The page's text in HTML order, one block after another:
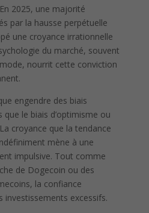
2025, une majorité
par la hausse perpétuelle
une croyance irrationnelle
du marché, souvent
nourrit cette conviction
engendre des biais
le biais d’optimisme ou
croyance que la tendance
mène à une
impulsive. Tout comme
de Dogecoin ou des
la confiance
investissements excessifs.